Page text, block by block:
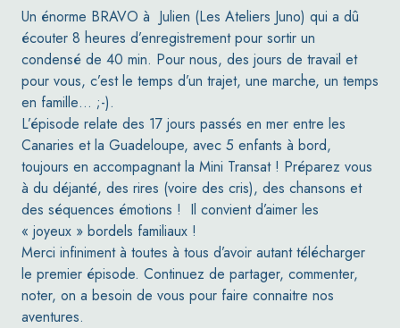
Un énorme BRAVO à Julien (Les Ateliers Juno) qui a dû
écouter 8 heures d’enregistrement pour sortir un
condensé de 40 min. Pour nous, des jours de travail et
pour vous, c’est le temps d’un trajet, une marche, un temps
en famille… ;-).
L’épisode relate des 17 jours passés en mer entre les
Canaries et la Guadeloupe, avec 5 enfants à bord,
toujours en accompagnant la Mini Transat ! Préparez vous
à du déjanté, des rires (voire des cris), des chansons et
des séquences émotions ! Il convient d’aimer les
« joyeux » bordels familiaux !
Merci infiniment à toutes à tous d’avoir autant télécharger
le premier épisode. Continuez de partager, commenter,
noter, on a besoin de vous pour faire connaitre nos
aventures.